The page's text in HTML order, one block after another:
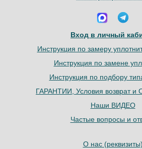
Вход в личный
Инструкция по замеру
Инструкция по замене
Инструкция по подбору
ГАРАНТИИ, Условия возврат и
Наши ВИДЕО
Частые вопросы и
О нас (реквизиты)